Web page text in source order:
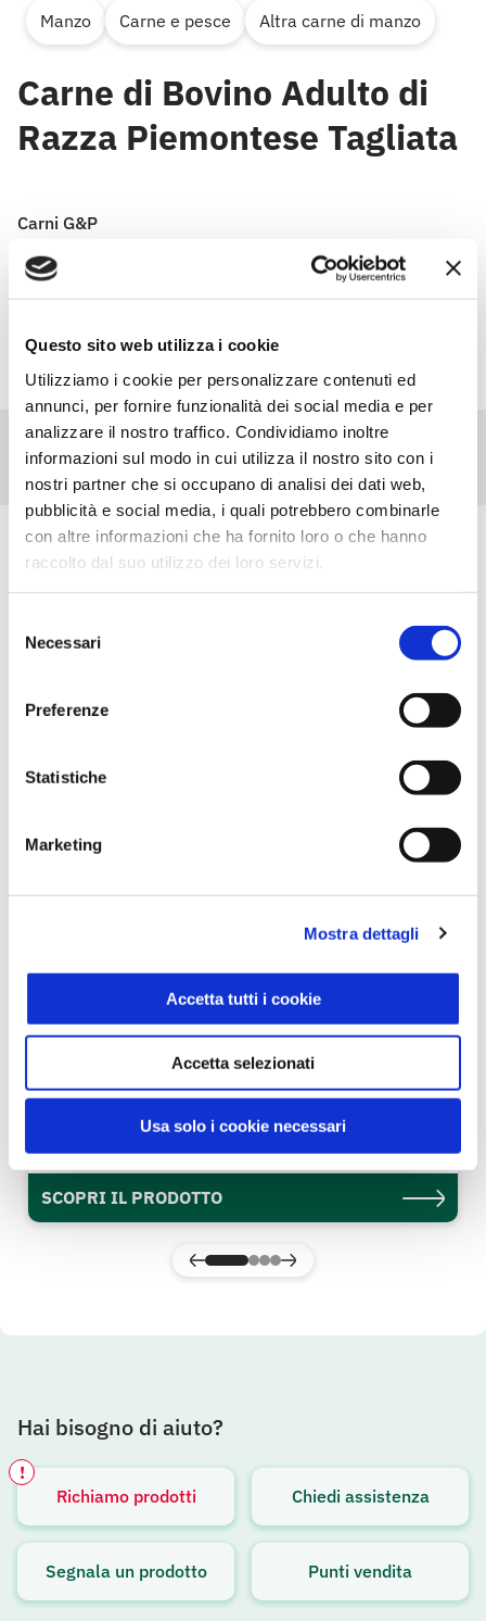
Questo sito web utilizza i cookie
Utilizziamo i cookie per personalizzare contenuti ed
annunci, per fornire funzionalità dei social media e per
analizzare il nostro traffico. Condividiamo inoltre
informazioni sul modo in cui utilizza il nostro sito con i
nostri partner che si occupano di analisi dei dati web,
pubblicità e social media, i quali potrebbero combinarle
con altre informazioni che ha fornito loro o che hanno
raccolto dal suo utilizzo dei loro servizi.
delNecessari
Preferenze
Statistiche
Marketing
Mostra dettagli
Accetta tutti i cookie
Accetta selezionati
Usa solo i cookie necessari
Manzo Carne e pesce Altra carne di manzo
Carne di Bovino Adulto di
Razza Piemontese Tagliata
Carni G&P
Le migliori carni selezionate per te da Gusto&Passione
per portare in tavola sapori e profumi inconfondibili.
Scopri tutti i prodotti correlati
Carne di Bovino Adulto di Razza Piemontese
Gusto & Passione
SCOPRI IL PRODOTTO
Hai bisogno di aiuto?
Richiamo prodotti
!
Avviso attivo
Chiedi assistenza
Segnala un prodotto Punti vendita